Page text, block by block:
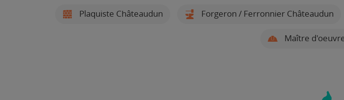
Plaquiste Châteaudun Forgeron / Ferronnier Châteaudun
Maître